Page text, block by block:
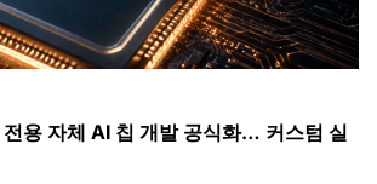
용 자체 AI 칩 개발 공식화… 커스텀 실